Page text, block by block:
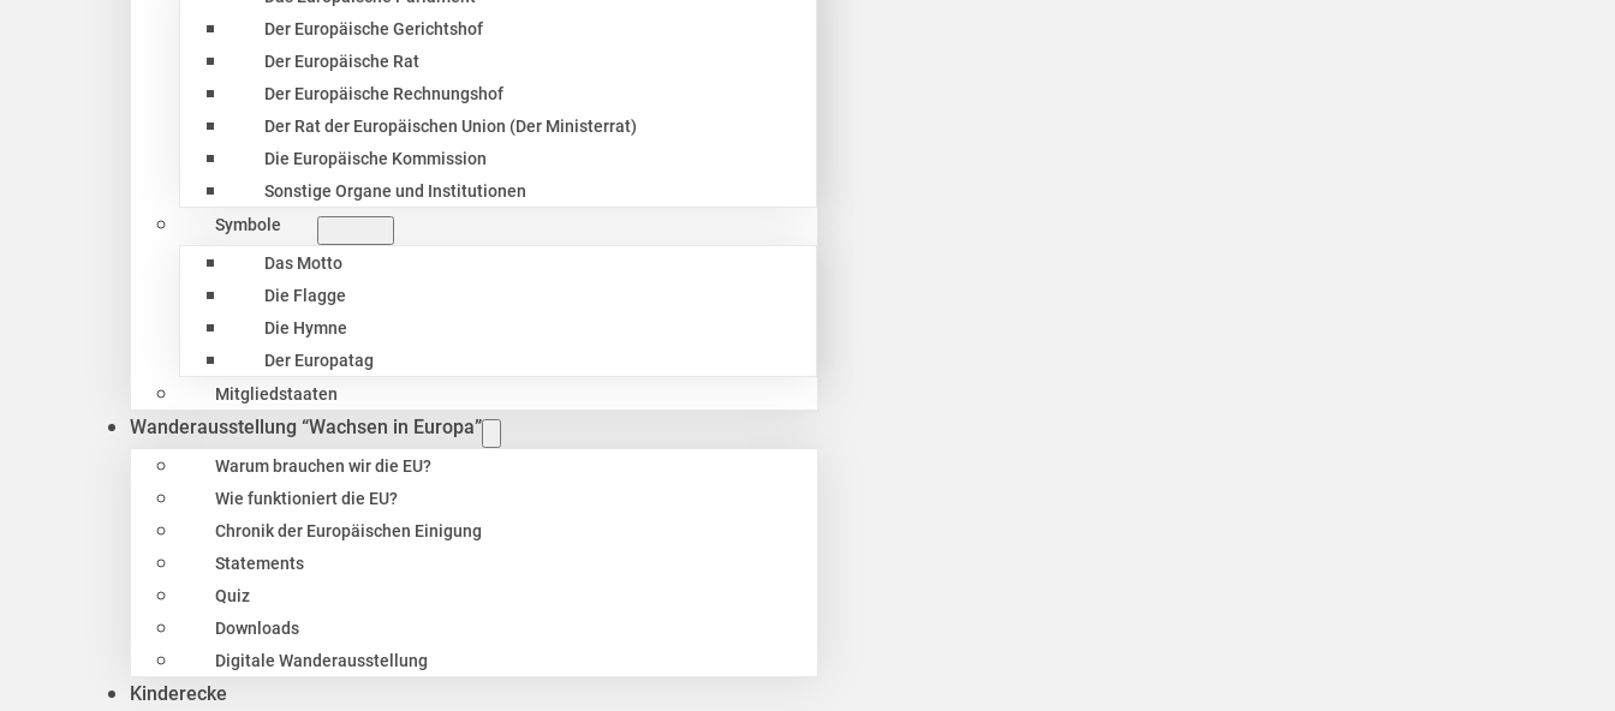
Der Europäische Gerichtshof
Der Europäische Rat
Der Europäische Rechnungshof
Der Rat der Europäischen Union (Der Ministerrat)
Die Europäische Kommission
Sonstige Organe und Institutionen
Symbole
Das Motto
Die Flagge
Die Hymne
Der Europatag
Mitgliedstaaten
Wanderausstellung “Wachsen in Europa”
Warum brauchen wir die EU?
Wie funktioniert die EU?
Chronik der Europäischen Einigung
Statements
Quiz
Downloads
Digitale Wanderausstellung
Kinderecke